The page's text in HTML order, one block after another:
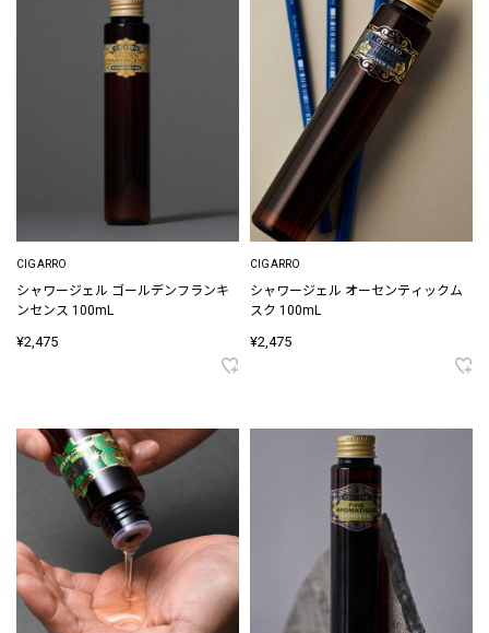
CIGARRO
シャワージェル ゴールデンフランキ
ンセンス 100mL
¥2,475
CIGARRO
シャワージェル オーセンティックム
スク 100mL
¥2,475